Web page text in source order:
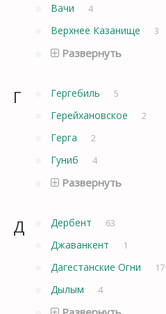
Вачи 4
Верхнее Казанище 3
Развернуть
Г Гергебиль 5
Герейхановское 2
Герга 2
Гуниб 4
Развернуть
Д Дербент 63
Джаванкент 1
Дагестанские Огни 17
Дылым 4